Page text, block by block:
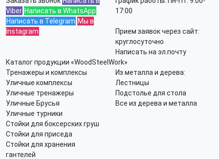
Viber Написать в WhatsApp
Написать в Telegram Мы в
Instagram
17:00
Прием заявок через сайт:
круглосуточно
Написать на эл.почту
Каталог продукции «WoodSteelWork»
Тренажеры и комплексы
Уличные комплексы
Уличные тренажеры
Уличные Брусья
Уличные турники
Стойки для боксерских груш
Стойки для приседа
Стойки для хранения
гантелей
Из металла и дерева:
Лестницы
Подстолье для стола
Все из дерева и металла